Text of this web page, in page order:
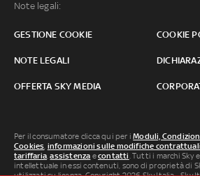
Note legali:
GESTIONE COOKIE COOKIE
NOTE LEGALI
OFFERTA SKY MEDIA
Per il consumatore clicca qui per iModuli,
Cookies, informazioni sulle modifiche contrattuali
tariffaria,assistenza econtatti. Tutti i marchi
intellettuale in essi contenuti, sono di proprietà di